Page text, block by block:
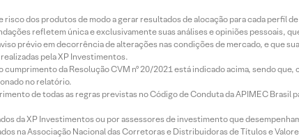
dos produtos de modo a gerar resultados de alocação para cada perfil
refletem única e exclusivamente suas análises e opiniões pessoais,
prévio em decorrência de alterações nas condições de mercado, e que
pela XP Investimentos.
da Resolução CVM nº 20/2021 está indicado acima, sendo
no relatório.
de todas as regras previstas no Código de Conduta da APIMEC Brasil
da XP Investimentos ou por assessores de investimento que
na Associação Nacional das Corretoras e Distribuidoras de Títulos e